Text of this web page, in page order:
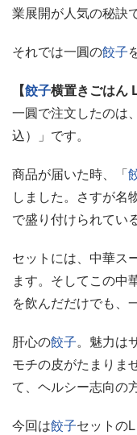
業展開が人気の秘訣
それでは一圓の餃子
【餃子横置きごはん
一圓で注文したのは
込）」です。
商品が届いた時、「
しました。さすが名
で盛り付けられてい
セットには、中華ス
ます。そしてこの中
を飲んだだけでも、
肝心の餃子。魅力は
モチの皮がたまりま
て、ヘルシー志向の
今回は餃子セットの